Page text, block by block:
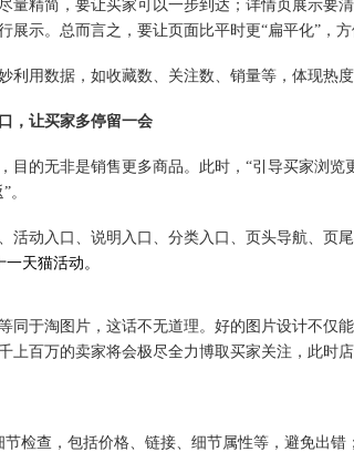
精简，要让买家可以一步到达；详情页展示要
展示。总而言之，要让页面比平时更“扁平化”，
用数据，如收藏数、关注数、销量等，体现热度
，让买家多停留一会
的无非是销售更多商品。此时，“引导买家浏览
。
动入口、说明入口、分类入口、页头导航、页尾
天猫活动。
于淘图片，这话不无道理。好的图片设计不仅能
上百万的卖家将会极尽全力博取买家关注，此时
查，包括价格、链接、细节属性等，避免出错；